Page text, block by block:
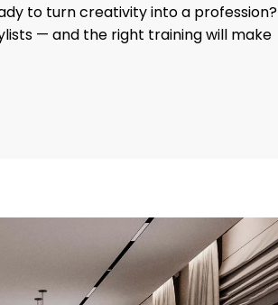
to turn creativity into a profession?
— and the right training will make